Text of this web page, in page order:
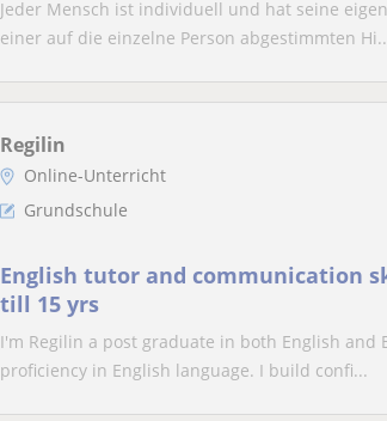
Jeder Mensch ist individuell und hat seine
einer auf die einzelne Person abgestimmten
Regilin
Online-Unterricht
Grundschule
English tutor and communication
till 15 yrs
I'm Regilin a post graduate in both English
proficiency in English language. I build confi...